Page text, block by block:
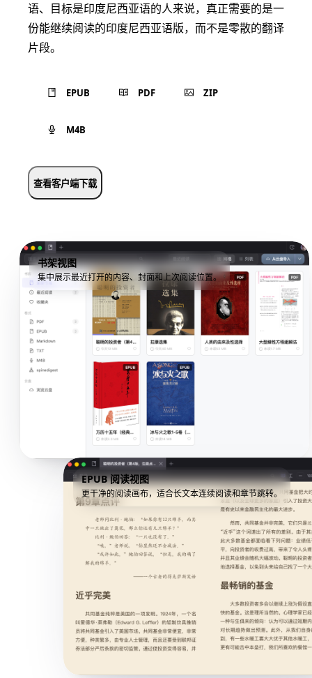
语、目标是印度尼西亚语的人来说，真正需要的是一
份能继续阅读的印度尼西亚语版，而不是零散的翻译
片段。
EPUB PDF ZIP
M4B
查看客户端下载
书架视图
集中展示最近打开的内容、封面和上次阅读位置。
EPUB 阅读视图
更干净的阅读画布，适合长文本连续阅读和章节跳转。